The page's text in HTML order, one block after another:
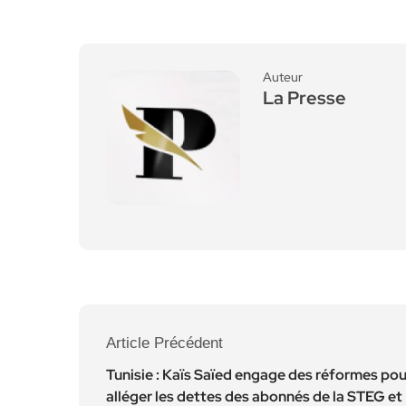
Auteur
La Presse
Article Précédent
Tunisie : Kaïs Saïed engage des réformes
alléger les dettes des abonnés de la STEG et